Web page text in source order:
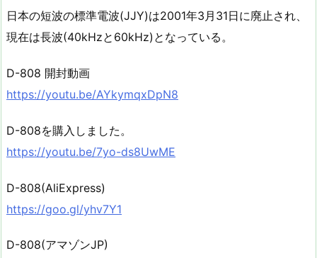
日本の短波の標準電波(JJY)は2001年3月31日に廃止され、
現在は長波(40kHzと60kHz)となっている。
D-808 開封動画
https://youtu.be/AYkymqxDpN8
D-808を購入しました。
https://youtu.be/7yo-ds8UwME
D-808(AliExpress)
https://goo.gl/yhv7Y1
D-808(アマゾンJP)